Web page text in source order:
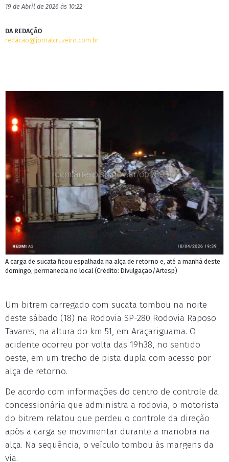
19 de Abril de 2026 às 10:22
DA REDAÇÃO
redacao@jornalcruzeiro.com.br
A carga de sucata ficou espalhada na alça de retorno e, até a manhã deste
domingo, permanecia no local (Crédito: Divulgação/Artesp)
Um bitrem carregado com sucata tombou na noite
deste sábado (18) na Rodovia SP-280 Rodovia Raposo
Tavares, na altura do km 51, em Araçariguama. O
acidente ocorreu por volta das 19h38, no sentido
oeste, em um trecho de pista dupla com acesso por
alça de retorno.
De acordo com informações do centro de controle da
concessionária que administra a rodovia, o motorista
do bitrem relatou que perdeu o controle da direção
após a carga se movimentar durante a manobra na
alça. Na sequência, o veículo tombou às margens da
via.